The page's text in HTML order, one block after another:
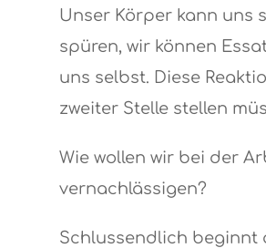
Unser Körper kann uns
spüren, wir können
uns selbst. Diese
zweiter Stelle stellen
Wie wollen wir bei der
vernachlässigen?
Schlussendlich beginnt